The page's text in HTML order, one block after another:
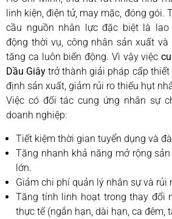
linh kiện, điện tử, may mặc, đóng gói.
cầu nguồn nhân lực đặc biệt là
động thời vụ, công nhân sản xuất
tăng ca luôn biến động. Vì vậy việc
Dầu Giây trở thành giải pháp cấp
định sản xuất, giảm rủi ro thiếu hụt
Việc có đối tác cung ứng nhân sự
doanh nghiệp:
Tiết kiệm thời gian tuyển dụng và
Tăng nhanh khả năng mở rộng
lớn.
Giảm chi phí quản lý nhân sự và rủi
Tăng tính linh hoạt trong thay đổi
thực tế (ngắn hạn, dài hạn, ca đêm,